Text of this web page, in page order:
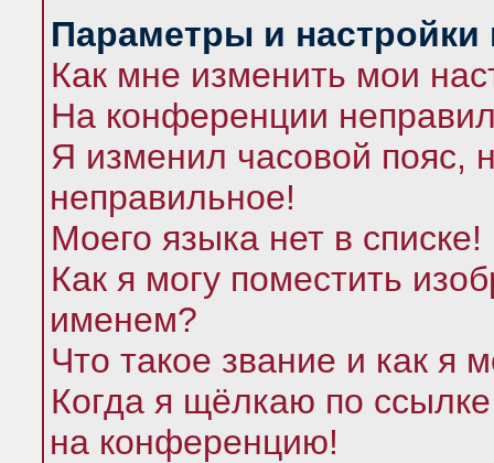
Параметры и настройки
Как мне изменить мои
На конференции
Я изменил часовой пояс,
неправильное!
Моего языка нет в списке!
Как я могу поместить
именем?
Что такое звание и как я
Когда я щёлкаю по
на конференцию!